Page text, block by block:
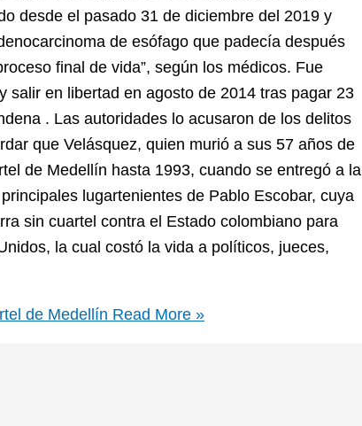
desde el pasado 31 de diciembre del 2019 y
de esófago que padecía después
final de vida”, según los médicos. Fue
salir en libertad en agosto de 2014 tras pagar 23
. Las autoridades lo acusaron de los delitos
que Velásquez, quien murió a sus 57 años de
de Medellín hasta 1993, cuando se entregó a la
lugartenientes de Pablo Escobar, cuya
sin cuartel contra el Estado colombiano para
la cual costó la vida a políticos, jueces,
de Medellín Read More »